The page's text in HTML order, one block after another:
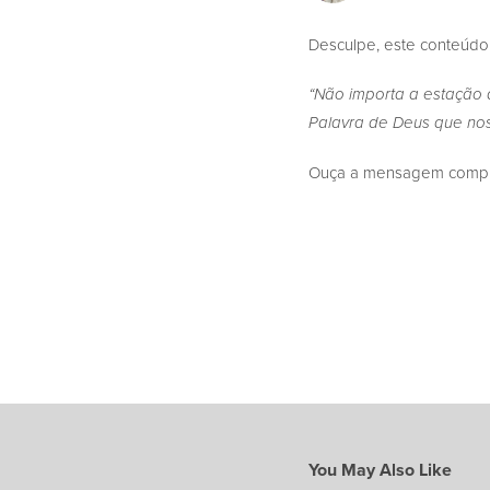
Desculpe, este
“Não importa a
Palavra de Deus que
Ouça a mensagem
You May Also Like